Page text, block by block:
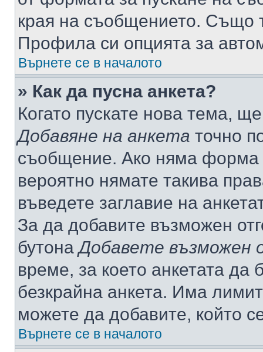
края на съобщението. Също
Профила си опцията за
Върнете се в началото
» Как да пусна анкета?
Когато пускате нова тема,
Добавяне на анкета точно
съобщение. Ако няма форма
вероятно нямате такива
въведете заглавие на
За да добавите възможен
бутонаДобавете възможен
време, за което анкетата да
безкрайна анкета. Има
можете да добавите, който
Върнете се в началото